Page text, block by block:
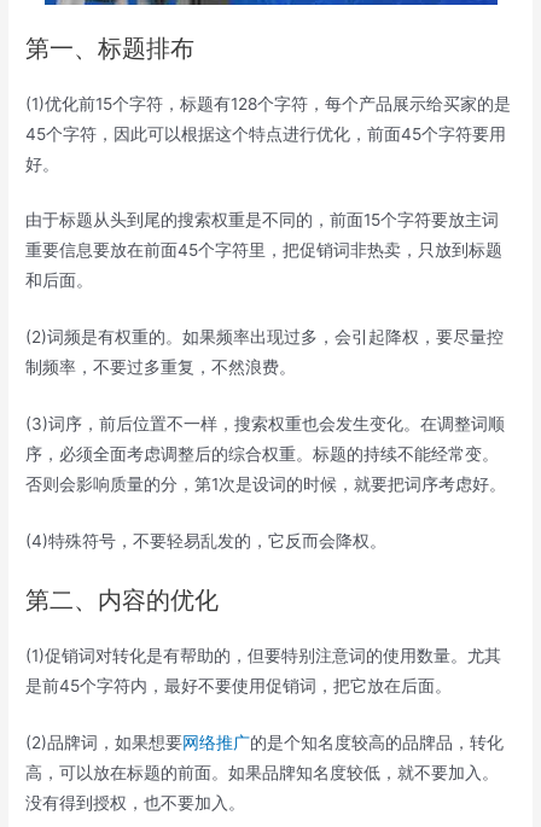
第一、标题排布
(1)优化前15个字符，标题有128个字符，每个产品展示给买家的是
45个字符，因此可以根据这个特点进行优化，前面45个字符要用
好。
由于标题从头到尾的搜索权重是不同的，前面15个字符要放主词
重要信息要放在前面45个字符里，把促销词非热卖，只放到标题
和后面。
(2)词频是有权重的。如果频率出现过多，会引起降权，要尽量控
制频率，不要过多重复，不然浪费。
(3)词序，前后位置不一样，搜索权重也会发生变化。在调整词顺
序，必须全面考虑调整后的综合权重。标题的持续不能经常变。
否则会影响质量的分，第1次是设词的时候，就要把词序考虑好。
(4)特殊符号，不要轻易乱发的，它反而会降权。
第二、内容的优化
(1)促销词对转化是有帮助的，但要特别注意词的使用数量。尤其
是前45个字符内，最好不要使用促销词，把它放在后面。
(2)品牌词，如果想要网络推广的是个知名度较高的品牌品，转化
高，可以放在标题的前面。如果品牌知名度较低，就不要加入。
没有得到授权，也不要加入。